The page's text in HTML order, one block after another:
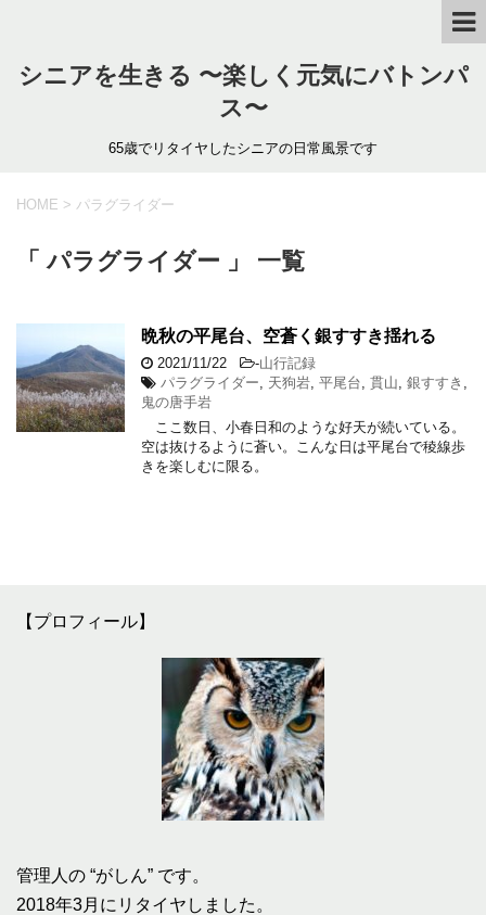
シニアを生きる 〜楽しく元気にバトンパ
ス〜
65歳でリタイヤしたシニアの日常風景です
HOME > パラグライダー
「 パラグライダー 」 一覧
晩秋の平尾台、空蒼く銀すすき揺れる
2021/11/22 -山行記録
パラグライダー
天狗岩 平尾台 貫山 銀すすき
鬼の唐手岩
ここ数日、小春日和のような好天が続いている。
空は抜けるように蒼い。こんな日は平尾台で稜線歩
きを楽しむに限る。
【プロフィール】
管理人の “がしん” です。
2018年3月にリタイヤしました。